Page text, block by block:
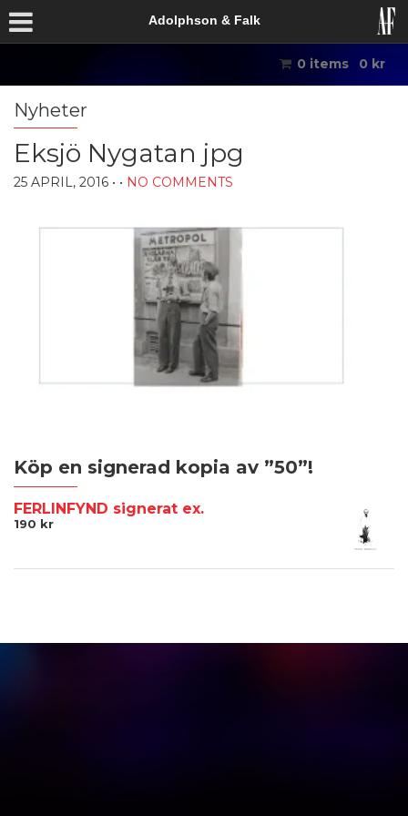
Adolphson & Falk
0 items 0 kr
Nyheter
Eksjö Nygatan jpg
25 APRIL, 2016 • • NO COMMENTS
Köp en signerad kopia av ”50”!
FERLINFYND signerat ex.
190 kr